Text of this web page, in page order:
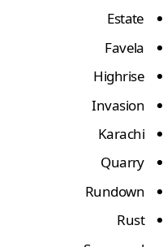
Estate
Favela
Highrise
Invasion
Karachi
Quarry
Rundown
Rust